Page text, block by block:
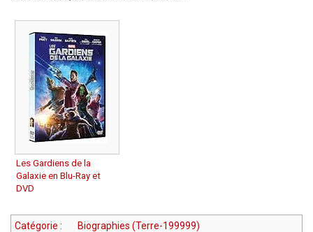
Les Gardiens de la
Galaxie en Blu-Ray et
DVD
Catégorie : Biographies (Terre-199999)